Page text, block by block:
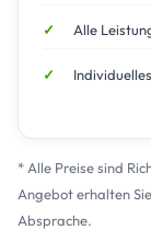
Alle
* Alle Preise sind
Angebot erhalten
Absprache.